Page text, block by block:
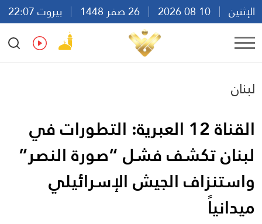
الإثنين
بيروت 22:07
Ar
En Fr Es
لبنان
القناة 12 العبرية: التطورات في
لبنان تكشف فشل “صورة النصر”
واستنزاف الجيش الإسرائيلي
ميدانياً